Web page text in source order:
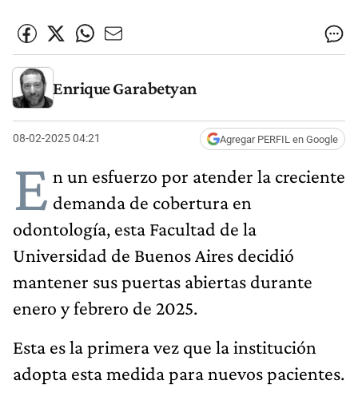
Enrique Garabetyan
08-02-2025 04:21 Agregar PERFIL en Google
E n un esfuerzo por atender la creciente
demanda de cobertura en
odontología, esta Facultad de la
Universidad de Buenos Aires decidió
mantener sus puertas abiertas durante
enero y febrero de 2025.
Esta es la primera vez que la institución
adopta esta medida para nuevos pacientes.